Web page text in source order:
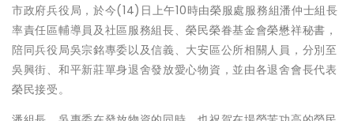
市政府兵役局，於今(14)日上午10時由榮服處服務組潘仲士組長
率責任區輔導員及社區服務組長、榮民榮眷基金會榮懋祥秘書，
陪同兵役局吳宗銘專委以及信義、大安區公所相關人員，分別至
吳興街、和平新莊單身退舍發放愛心物資，並由各退舍會長代表
榮民接受。